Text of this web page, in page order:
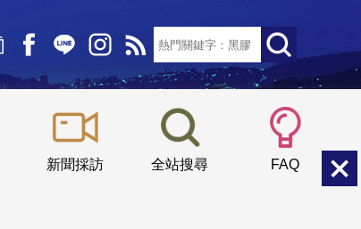
新聞採訪 全站搜尋 FAQ
小 中